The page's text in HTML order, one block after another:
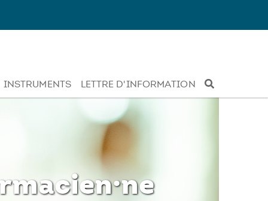
INSTRUMENTS LETTRE D'INFORMATION